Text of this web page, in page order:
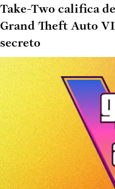
Take-Two califica
Grand Theft Auto
secreto